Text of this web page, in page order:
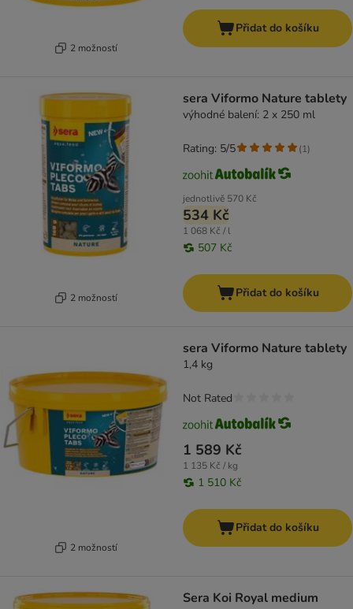
2 možností
Přidat do košíku
2 možností
sera Viformo Nature tablety
výhodné balení: 2 x 250 ml
jednotlivě 570 Kč
534 Kč
1 068 Kč / l
507 Kč
Rating: 5/5 (1)
Přidat do košíku
2 možností
sera Viformo Nature tablety
1,4 kg
1 589 Kč
1 135 Kč / kg
1 510 Kč
Not Rated
Přidat do košíku
Sera Koi Royal medium